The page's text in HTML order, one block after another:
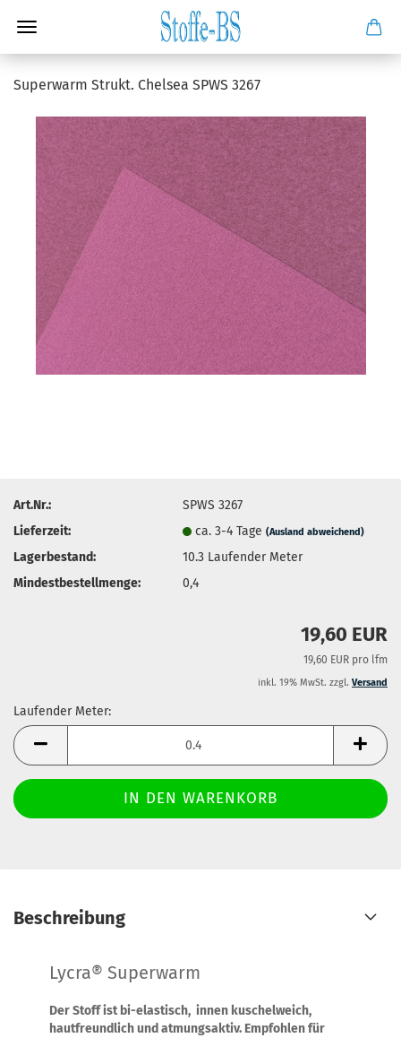
Superwarm Strukt. Chelsea SPWS 3267
Art.Nr.:
SPWS 3267
Lieferzeit:
ca. 3-4 Tage(Ausland abweichend)
Lagerbestand: 10.3 Laufender Meter
Mindestbestellmenge:
0,4
19,60 EUR
19,60 EUR pro lfm
inkl. 19% MwSt. zzgl. Versand
Laufender Meter:
Laufender
Meter
Beschreibung
Lycra® Superwarm
Der Stoff ist bi-elastisch, innen kuschelweich,
hautfreundlich und atmungsaktiv. Empfohlen für